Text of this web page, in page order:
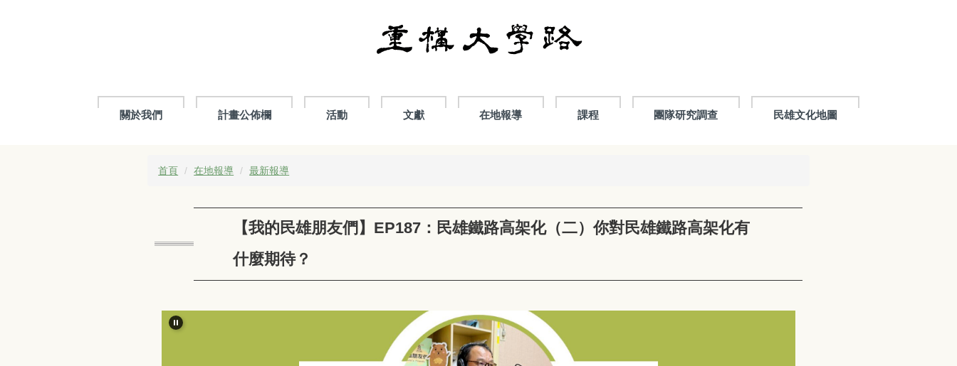
關於我們 計畫公佈欄 活動 文獻 在地報導 課程 團隊研究調查 民雄文化地圖
首頁 在地報導 最新報導
【我的民雄朋友們】EP187：民雄鐵路高架化（二）你對民雄鐵路高架化有
什麼期待？